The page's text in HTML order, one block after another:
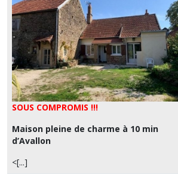
SOUS COMPROMIS !!!
Maison pleine de charme à 10 min
d’Avallon
<[...]